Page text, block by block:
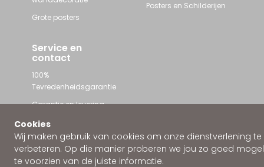
Cookies
Wij maken gebruik van cookies om onze dienstverlening te
verbeteren. Op die manier proberen we jou zo goed
te voorzien van de juiste informatie.
Grote posters
Posters en Schilderijen
Service en
contact
100%
Tevredenheidsgarantie
Garantie en levering
Contact met Wallstars
WhatsApp ons